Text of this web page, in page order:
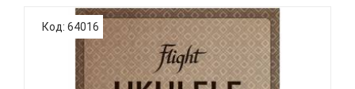
Струны Ernie Ball 2330 для укулеле концерт/тенор
Low G выполнены из 100%-ной нити нейлона. Такая
комбинация калибров идеальна для игроков,
которые хотят настроить свою укулеле, используя
настройку «Low G». Струны обеспечивают яркое и
Код: 64016